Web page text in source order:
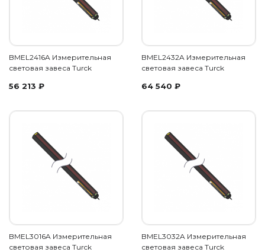
BMEL2416A Измерительная
световая завеса Turck
56 213 ₽
BMEL2432A Измерительная
световая завеса Turck
64 540 ₽
BMEL3016A Измерительная
световая завеса Turck
BMEL3032A Измерительная
световая завеса Turck